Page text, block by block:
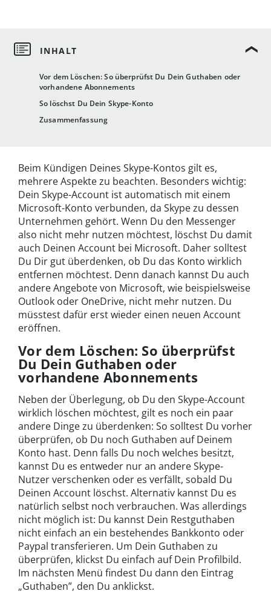
Vor dem Löschen: So überprüfst Du Dein Guthaben oder
vorhandene Abonnements
So löschst Du Dein Skype-Konto
Zusammenfassung
Beim Kündigen Deines Skype-Kontos gilt es,
mehrere Aspekte zu beachten. Besonders wichtig:
Dein Skype-Account ist automatisch mit einem
Microsoft-Konto verbunden, da Skype zu dessen
Unternehmen gehört. Wenn Du den Messenger
also nicht mehr nutzen möchtest, löschst Du damit
auch Deinen Account bei Microsoft. Daher solltest
Du Dir gut überdenken, ob Du das Konto wirklich
entfernen möchtest. Denn danach kannst Du auch
andere Angebote von Microsoft, wie beispielsweise
Outlook oder OneDrive, nicht mehr nutzen. Du
müsstest dafür erst wieder einen neuen Account
eröffnen.
Vor dem Löschen: So überprüfst
Du Dein Guthaben oder
vorhandene Abonnements
Neben der Überlegung, ob Du den Skype-Account
wirklich löschen möchtest, gilt es noch ein paar
andere Dinge zu überdenken: So solltest Du vorher
überprüfen, ob Du noch Guthaben auf Deinem
Konto hast. Denn falls Du noch welches besitzt,
kannst Du es entweder nur an andere Skype-
Nutzer verschenken oder es verfällt, sobald Du
Deinen Account löschst. Alternativ kannst Du es
natürlich selbst noch verbrauchen. Was allerdings
nicht möglich ist: Du kannst Dein Restguthaben
nicht einfach an ein bestehendes Bankkonto oder
Paypal transferieren. Um Dein Guthaben zu
überprüfen, klickst Du einfach auf Dein Profilbild.
Im nächsten Menü findest Du dann den Eintrag
„Guthaben”, den Du anklickst.